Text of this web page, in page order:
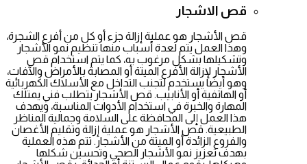
قص الاشجار
قص الأشجار هو عملية إزالة جزء أو كل من أفرع الشجرة،
وهذا العمل يتم لعدة أسباب منها تنظيم نمو الأشجار
وتشكيلها بشكل مرغوب به، كما يتم استخدام قص
الأشجار لإزالة الأفرع الميتة أو المصابة بالأمراض والآفات،
وهو أيضًا يستخدم لتجنب التداخل مع الأسلاك الكهربائية
أو الهاتفية أو الأنابيب. قص الأشجار يتطلب فني يمتلك
المهارة والخبرة في استخدام الأدوات المناسبة، ويهدف
هذا العمل إلى المحافظة على السلامة وجمالية المناظر
الطبيعية. قص الأشجار هو عملية إزالة وتقليم الأغصان
والفروع الزائدة أو الميتة من الأشجار. تتم هذه العملية
بهدف تعزيز نمو الأشجار الصحي وتحسين شكلها